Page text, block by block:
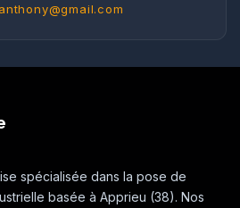
spécialisée dans la pose de
basée à Apprieu (38). Nos